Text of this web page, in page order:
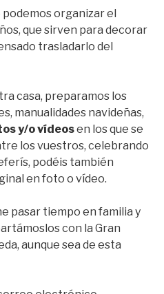
podemos organizar el
que sirven para decorar
trasladarlo del
casa, preparamos los
manualidades navideñas,
y/o vídeosen los que se
los vuestros, celebrando
podéis también
en foto o vídeo.
pasar tiempo en familia y
con la Gran
aunque sea de esta